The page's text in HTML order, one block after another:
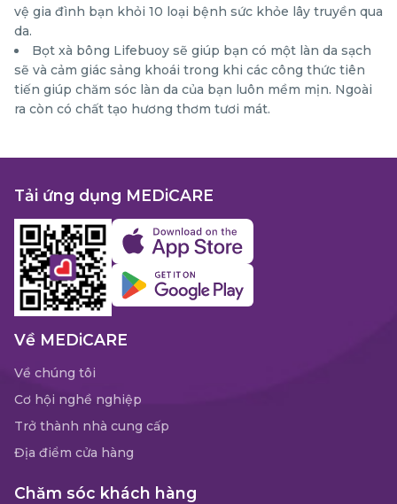
vệ gia đình bạn khỏi 10 loại bệnh sức khỏe lây truyền qua
da.
Bọt xà bông Lifebuoy sẽ giúp bạn có một làn da sạch
sẽ và cảm giác sảng khoái trong khi các công thức tiên
tiến giúp chăm sóc làn da của bạn luôn mềm mịn. Ngoài
ra còn có chất tạo hương thơm tươi mát.
Tải ứng dụng MEDiCARE
Về MEDiCARE
Về chúng tôi
Cơ hội nghề nghiệp
Trở thành nhà cung cấp
Địa điểm cửa hàng
Chăm sóc khách hàng